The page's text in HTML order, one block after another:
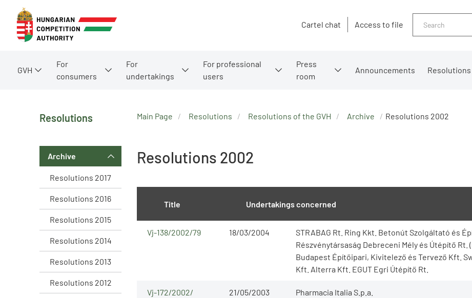
Cartel chat Access to file
GVH
For
consumers
For
undertakings
For professional
users
Press
room
Announcements Resolutions
Resolutions
Archive
Resolutions 2017
Resolutions 2016
Resolutions 2015
Resolutions 2014
Resolutions 2013
Resolutions 2012
Main Page Resolutions Resolutions of the GVH Archive Resolutions 2002
Resolutions 2002
Title Undertakings concerned
18/03/2004
Vj-138/2002/79
STRABAG Rt. Ring Kkt. Betonút Szolgáltató és
Részvénytársaság Debreceni Mély és Útépítő Rt.
Budapest Építőipari, Kivitelező és Tervező Kft.
Kft. Alterra Kft. EGUT Egri Útépítő Rt.
21/05/2003
Vj-172/2002/ Pharmacia Italia S.p.a.